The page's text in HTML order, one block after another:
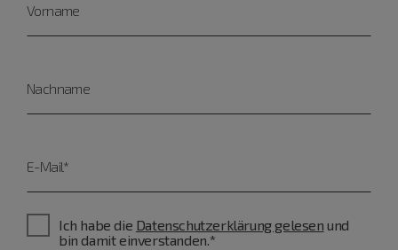
Vorname
Nachname
E-Mail*
Ich habe die Datenschutzerklärung gelesen und
bin damit einverstanden.*